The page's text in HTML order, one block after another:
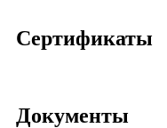
Сертификаты
Документы